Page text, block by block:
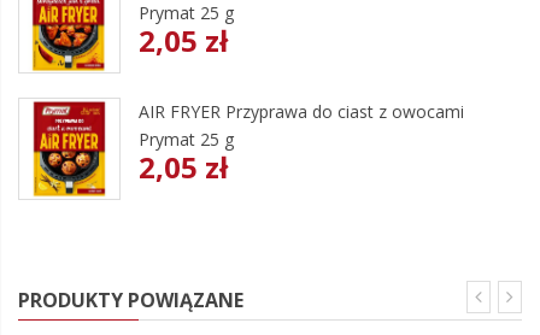
Prymat 25 g
2,05 zł
AIR FRYER Przyprawa do ciast z owocami
Prymat 25 g
2,05 zł
PRODUKTY POWIĄZANE